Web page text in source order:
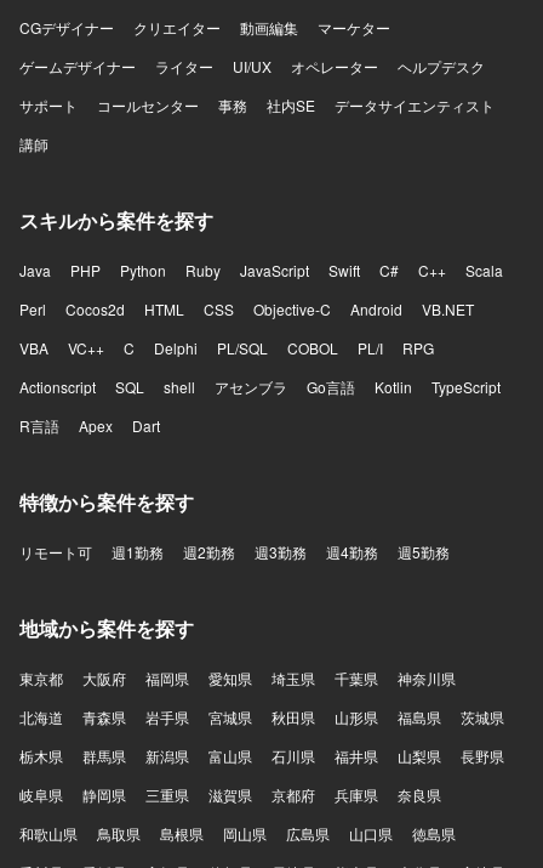
CGデザイナー
クリエイター 動画編集
マーケター
ゲームデザイナー
ライター UI/UX オペレーター
ヘルプデスク
サポート
コールセンター 事務 社内SE
データサイエンティスト
講師
スキルから案件を探す
Java PHP Python Ruby JavaScript Swift C# C++
Scala
Perl
Cocos2d HTML CSS Objective-C Android
VB.NET
VBA
VC++ C Delphi PL/SQL COBOL PL/I
RPG
Actionscript
SQL shell アセンブラ Go言語 Kotlin
TypeScript
R言語
Apex Dart
特徴から案件を探す
リモート可 週1勤務 週2勤務 週3勤務 週4勤務 週5勤務
地域から案件を探す
東京都 大阪府 福岡県 愛知県 埼玉県 千葉県
神奈川県
北海道
青森県 岩手県 宮城県 秋田県 山形県 福島県
茨城県
栃木県
群馬県 新潟県 富山県 石川県 福井県 山梨県
長野県
岐阜県
静岡県 三重県 滋賀県 京都府 兵庫県
奈良県
和歌山県
鳥取県 島根県 岡山県 広島県 山口県
徳島県